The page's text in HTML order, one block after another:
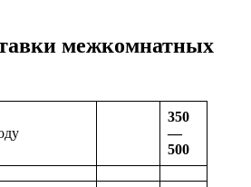
межкомнатных
350
—
500